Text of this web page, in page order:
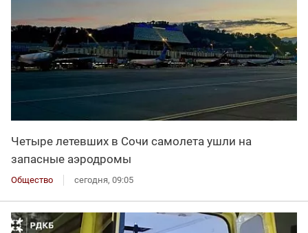
Четыре летевших в Сочи самолета ушли на
запасные аэродромы
Общество сегодня, 09:05